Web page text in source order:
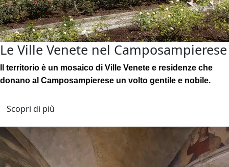
Le Ville Venete nel Camposampierese
Il territorio è un mosaico di Ville Venete e residenze che
donano al Camposampierese un volto gentile e nobile.
Scopri di più